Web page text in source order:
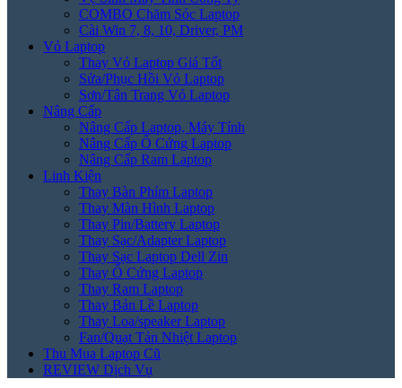
COMBO Chăm Sóc Laptop
Cài Win 7, 8, 10, Driver, PM
Vỏ Laptop
Thay Vỏ Laptop Giá Tốt
Sửa/Phục Hồi Vỏ Laptop
Sơn/Tân Trang Vỏ Laptop
Nâng Cấp
Nâng Cấp Laptop, Máy Tính
Nâng Cấp Ổ Cứng Laptop
Nâng Cấp Ram Laptop
Linh Kiện
Thay Bàn Phím Laptop
Thay Màn Hình Laptop
Thay Pin/Battery Laptop
Thay Sạc/Adapter Laptop
Thay Sạc Laptop Dell Zin
Thay Ổ Cứng Laptop
Thay Ram Laptop
Thay Bản Lề Laptop
Thay Loa/speaker Laptop
Fan/Quạt Tản Nhiệt Laptop
Thu Mua Laptop Cũ
REVIEW Dịch Vụ